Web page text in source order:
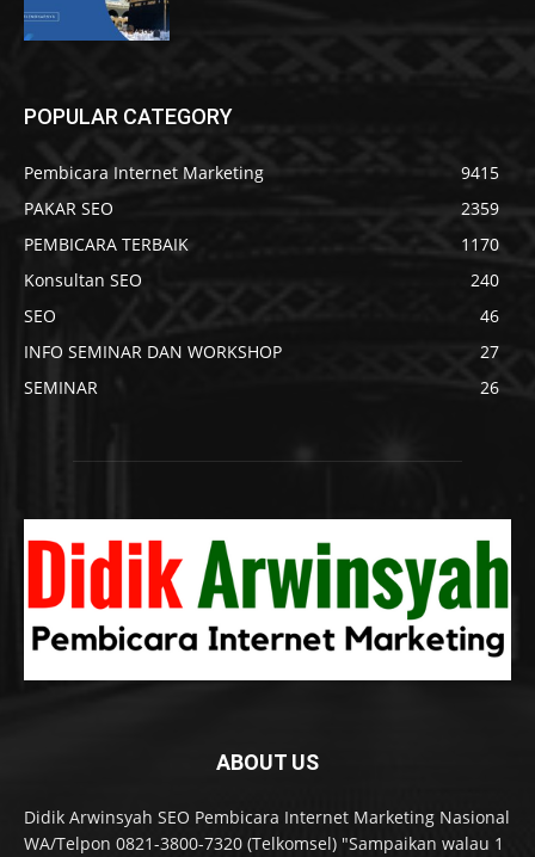
POPULAR CATEGORY
Pembicara Internet Marketing
9415
PAKAR SEO
2359
PEMBICARA TERBAIK
1170
Konsultan SEO
240
SEO
46
INFO SEMINAR DAN WORKSHOP
27
SEMINAR
26
ABOUT US
Didik Arwinsyah SEO Pembicara Internet Marketing Nasional
WA/Telpon 0821-3800-7320 (Telkomsel) "Sampaikan walau 1